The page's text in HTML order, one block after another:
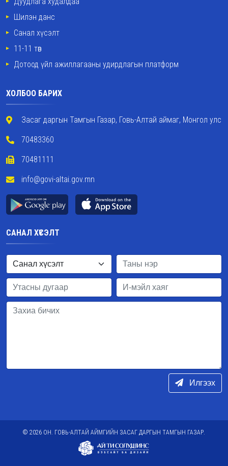
Шилэн данс
Санал хүсэлт
11-11 төв
Дотоод үйл ажиллагааны удирдлагын платформ
ХОЛБОО БАРИХ
Засаг даргын Тамгын Газар, Говь-Алтай аймаг, Монгол улс
70483360
70481111
info@govi-altai.gov.mn
САНАЛ ХҮСЭЛТ
Илгээх
© 2026 ОН. ГОВЬ-АЛТАЙ АЙМГИЙН ЗАСАГ ДАРГЫН ТАМГЫН ГАЗАР.